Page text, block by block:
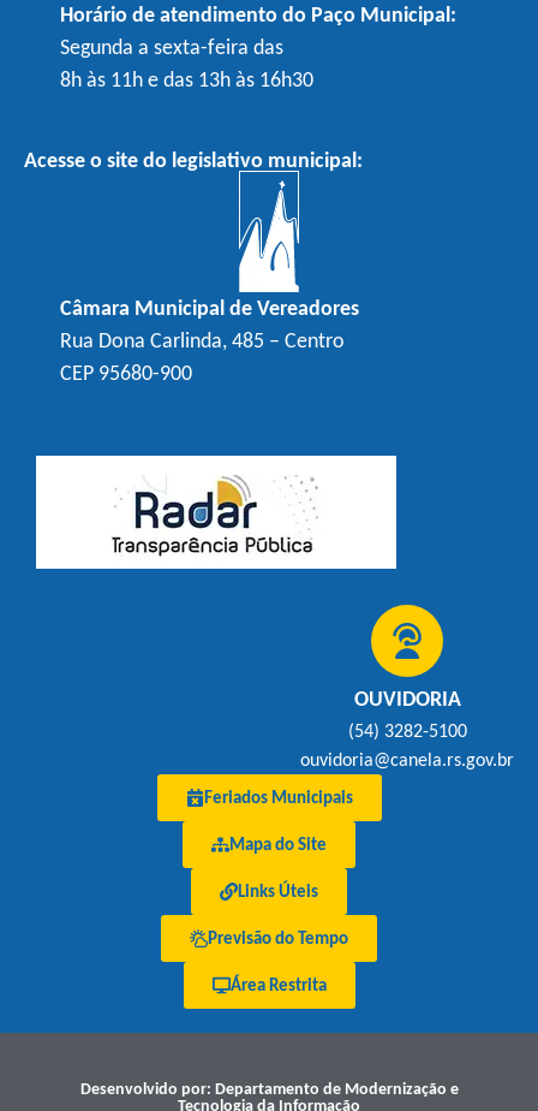
Horário de atendimento do Paço Municipal:
Segunda a sexta-feira das
8h às 11h e das 13h às 16h30
Acesse o site do legislativo municipal:
Câmara Municipal de Vereadores
Rua Dona Carlinda, 485 – Centro
CEP 95680-900
OUVIDORIA
(54) 3282-5100
ouvidoria@canela.rs.gov.br
Feriados Municipais
Mapa do Site
Links Úteis
Previsão do Tempo
Área Restrita
Desenvolvido por: Departamento de Modernização e
Tecnologia da Informação